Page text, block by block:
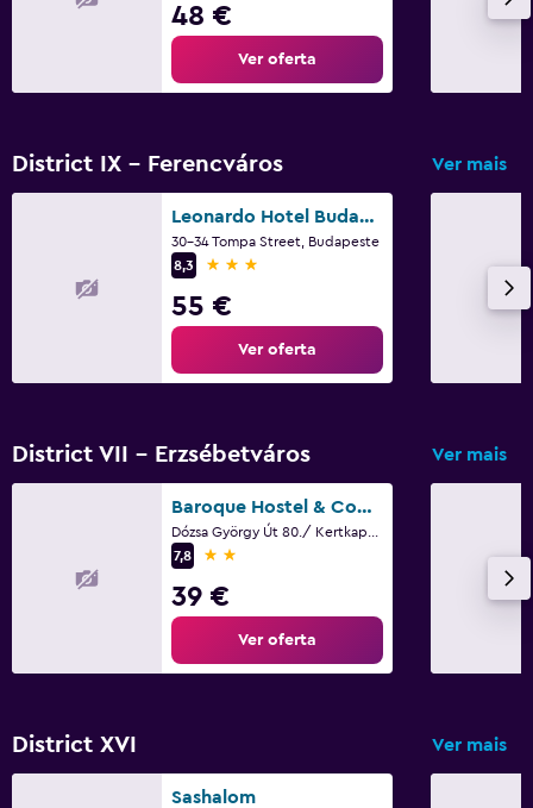
48 €
Ver oferta
District IX - Ferencváros Ver mais
Leonardo Hotel Budapest
30-34 Tompa Street, Budapeste
8,3
3 estrelas
55 €
Ver oferta
District VII - Erzsébetváros Ver mais
Baroque Hostel & Coworking
7,8
2 estrelas
39 €
Ver oferta
District XVI Ver mais
Sashalom